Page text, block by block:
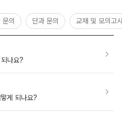
문의 단과 문의 교재 및 모의고
나요?
게 되나요?